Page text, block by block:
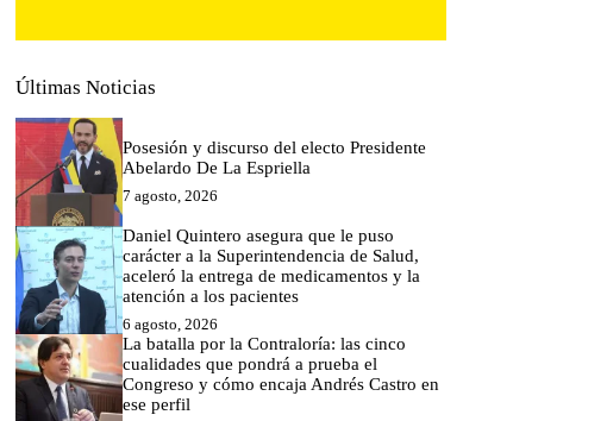
Últimas Noticias
Posesión y discurso del electo Presidente
Abelardo De La Espriella
7 agosto, 2026
Daniel Quintero asegura que le puso
carácter a la Superintendencia de Salud,
aceleró la entrega de medicamentos y la
atención a los pacientes
6 agosto, 2026
La batalla por la Contraloría: las cinco
cualidades que pondrá a prueba el
Congreso y cómo encaja Andrés Castro en
ese perfil